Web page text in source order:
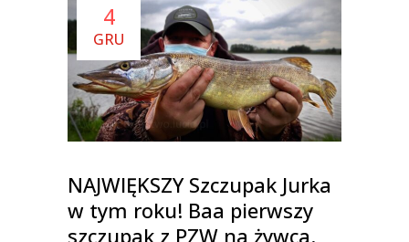
4
GRU
NAJWIĘKSZY Szczupak Jurka
w tym roku! Baa pierwszy
szczupak z PZW na żywca.